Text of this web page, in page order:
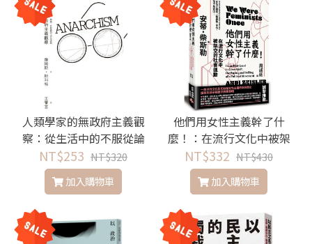
人類學家的無政府主義觀
察：從生活中的不服從論
自主、尊嚴、有意義的工
作及遊戲
NT$253 NT$320
加入購物車
他們用女性主義幹了什
麼！：在流行文化中被架
空的社會運動
NT$332 NT$430
加入購物車